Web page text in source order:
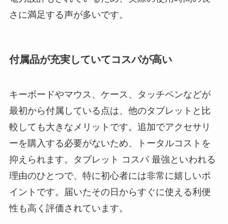
さに満足する声が多いです。
付属品が充実していてコスパが高い
キーボードやマウス、ケース、タッチペンなどが
最初から付属している点は、他のタブレットと比
較しても大きなメリットです。追加でアクセサリ
ーを購入する必要がないため、トータルコストを
抑えられます。タブレット コスパ 最強といわれる
理由のひとつで、特に初心者には非常に嬉しいポ
イントです。届いたその日からすぐに使える利便
性も高く評価されています。